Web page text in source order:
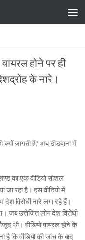
होने पर ही
के नारे।
जागती हैं? अब डीडवाना में
का एक वीडियो सोशल
जा रहा है। इस वीडियो में
विरोधी नारे लगा रहे हैं।
जब उत्तेजित लोग देश विरोधी
थी। वीडियो वायरल होने के
है कि वीडियो की जांच के बाद